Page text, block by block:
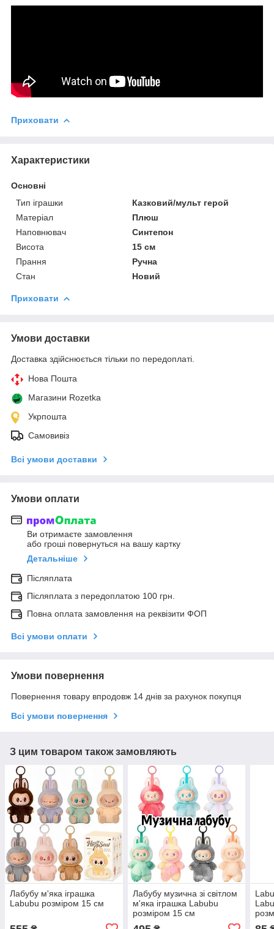
Приховати
Характеристики
Основні
Тип іграшки
Казковий/мульт герой
Матеріал
Плюш
Наповнювач
Синтепон
Висота
15 см
Прання
Ручна
Стан
Новий
Приховати
Умови доставки
Доставка здійснюється тільки по передоплаті.
Нова Пошта
Магазини Rozetka
Укрпошта
Самовивіз
Всі умови доставки
Умови оплати
Ви отримаєте замовлення
або гроші повернуться на вашу картку
Детальніше
Післяплата
Післяплата з передоплатою 100 грн.
Повна оплата замовлення на реквізити ФОП
Всі умови оплати
Умови повернення
Повернення товару впродовж 14 днів за рахунок покупця
Всі умови повернення
З цим товаром також замовляють
Лабубу м'яка іграшка
Labubu розміром 15 см
Лабубу музична зі світлом
м'яка іграшка Labubu
розміром 15 см